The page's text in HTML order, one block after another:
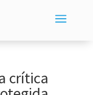
a
crítica